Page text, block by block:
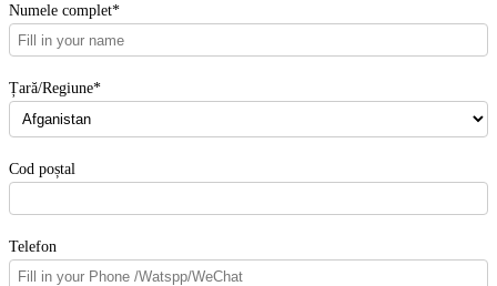
Numele complet*
Țară/Regiune*
Cod poștal
Telefon